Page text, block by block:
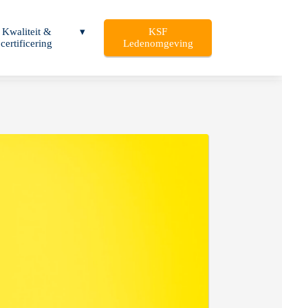
Kwaliteit &
certificering
KSF
Ledenomgeving